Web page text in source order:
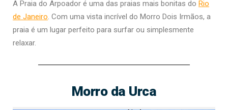
A Praia do Arpoador é uma das praias mais bonitas do Rio
de Janeiro. Com uma vista incrível do Morro Dois Irmãos, a
praia é um lugar perfeito para surfar ou simplesmente
relaxar.
Morro da Urca